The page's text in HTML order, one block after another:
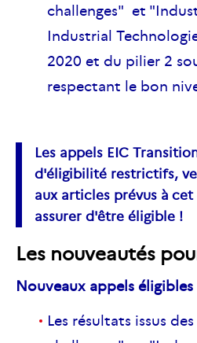
challenges" et "
Industrial
2020 et du pilier 2
respectant le bon
Les appels EIC
d'éligibilité restrictifs,
aux articles prévus à
assurer d'être éligible !
Les nouveautés
Nouveaux appels éligibles
Les résultats issus